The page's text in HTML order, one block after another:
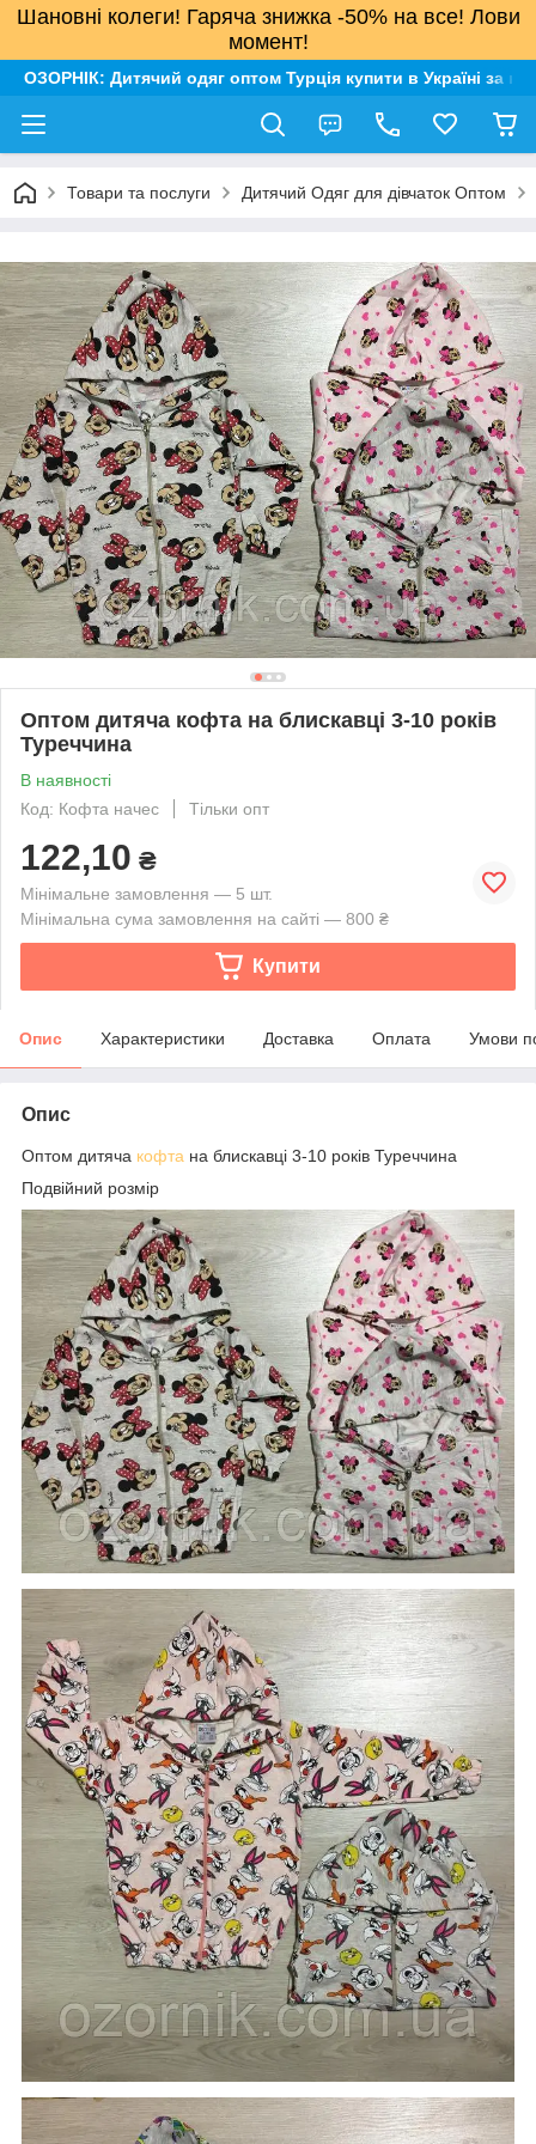
Шановні колеги! Гаряча знижка -50% на все! Лови
момент!
ОЗОРНІК: Дитячий одяг оптом Турція купити в Україні за
Товари та послуги Дитячий Одяг для дівчаток Оптом
Оптом дитяча кофта на блискавці 3-10 років
Туреччина
В наявності
Код: Кофта начес
Тільки опт
122,10 ₴
Мінімальне замовлення — 5 шт.
Мінімальна сума замовлення на сайті — 800 ₴
Купити
Опис Характеристики Доставка Оплата Умови
Опис
Оптом дитяча кофта на блискавці 3-10 років Туреччина
Подвійний розмір